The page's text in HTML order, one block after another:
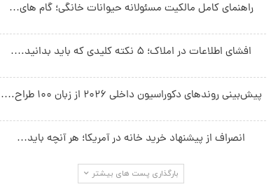
راهنمای کامل مالکیت مسئولانه حیوانات خانگی؛ گام های…
افشای اطلاعات در املاک؛ ۵ نکته کلیدی که باید بدانید.…
پیش‌بینی روندهای دکوراسیون داخلی ۲۰۲۶ از زبان ۱۰۰ طراح.…
انصراف از پیشنهاد خرید خانه در آمریکا؛ هر آنچه باید…
بارگذاری پست های بیشتر